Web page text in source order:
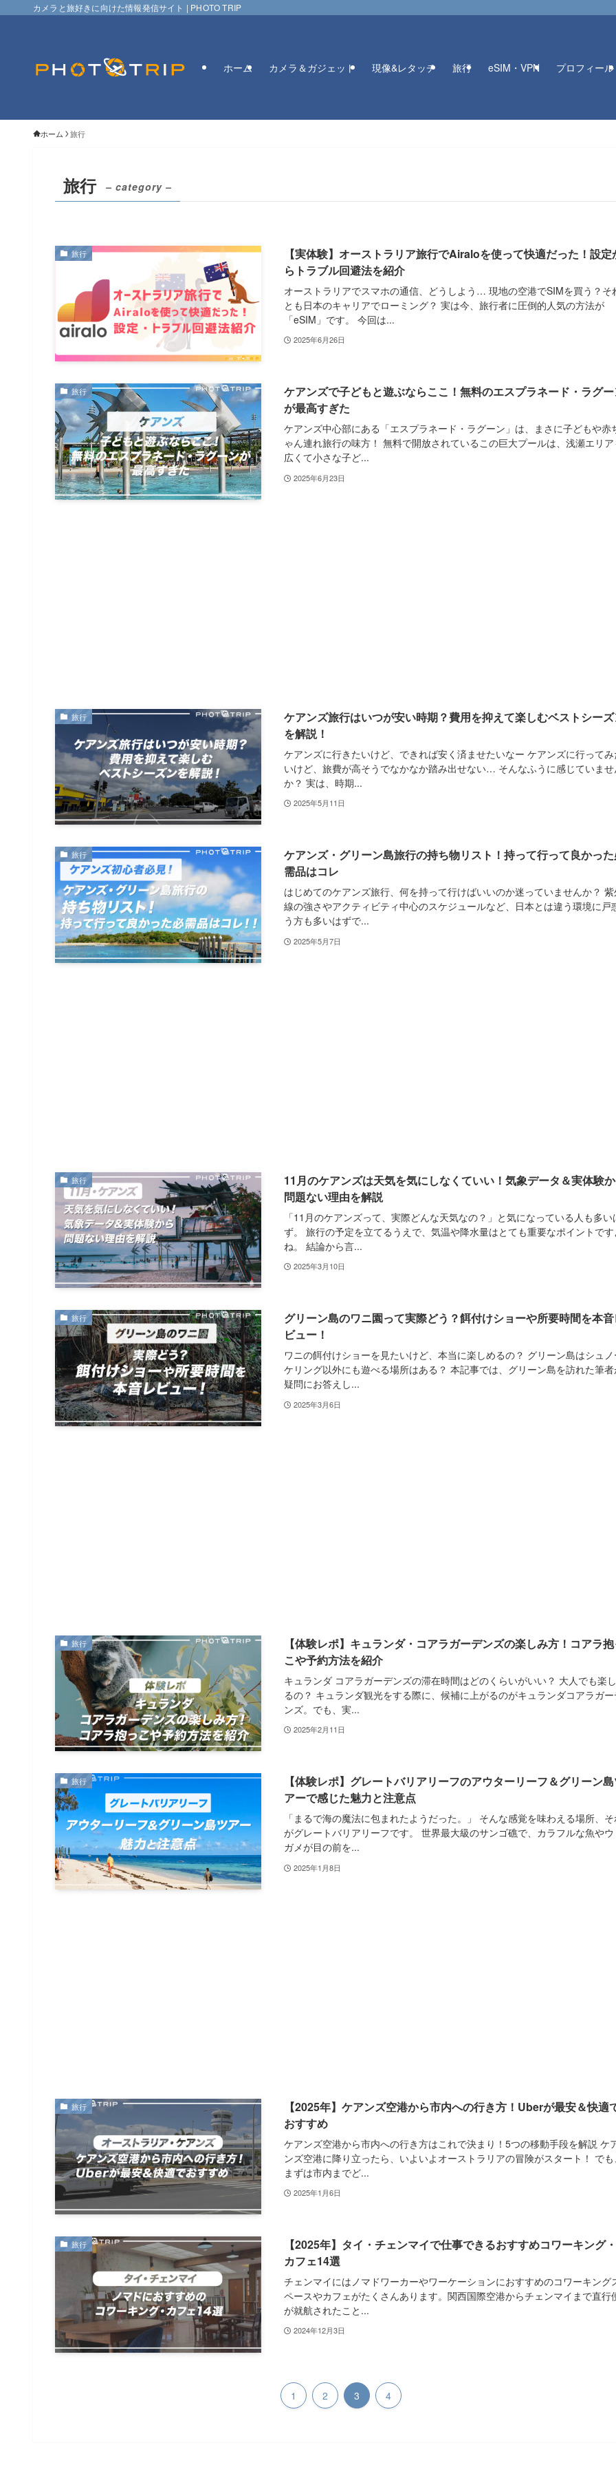
カメラと旅好きに向けた情報発信サイト | PHOTO TRIP
ホーム カメラ＆ガジェット 現像&レタッチ 旅行 eSIM・VPN プロフィール
ホーム 旅行
旅行 – category –
旅行
【実体験】オーストラリア旅行でAiraloを使って快適だった！設定
らトラブル回避法を紹介
オーストラリアでスマホの通信、どうしよう… 現地の空港でSIMを買う？そ
とも日本のキャリアでローミング？ 実は今、旅行者に圧倒的人気の方法が
「eSIM」です。 今回は...
2025年6月26日
旅行
ケアンズで子どもと遊ぶならここ！無料のエスプラネード・ラグ
が最高すぎた
ケアンズ中心部にある「エスプラネード・ラグーン」は、まさに子どもや赤
ゃん連れ旅行の味方！ 無料で開放されているこの巨大プールは、浅瀬エリア
広くて小さな子ど...
2025年6月23日
旅行
ケアンズ旅行はいつが安い時期？費用を抑えて楽しむベストシー
を解説！
ケアンズに行きたいけど、できれば安く済ませたいなー ケアンズに行ってみ
いけど、旅費が高そうでなかなか踏み出せない… そんなふうに感じていませ
か？ 実は、時期...
2025年5月11日
旅行
ケアンズ・グリーン島旅行の持ち物リスト！持って行って良かっ
需品はコレ
はじめてのケアンズ旅行、何を持って行けばいいのか迷っていませんか？
線の強さやアクティビティ中心のスケジュールなど、日本とは違う環境に戸
う方も多いはずで...
2025年5月7日
旅行
11月のケアンズは天気を気にしなくていい！気象データ＆実体験
問題ない理由を解説
「11月のケアンズって、実際どんな天気なの？」と気になっている人も多い
ず。 旅行の予定を立てるうえで、気温や降水量はとても重要なポイントです
ね。 結論から言...
2025年3月10日
旅行
グリーン島のワニ園って実際どう？餌付けショーや所要時間を本
ビュー！
ワニの餌付けショーを見たいけど、本当に楽しめるの？ グリーン島はシュノ
ケリング以外にも遊べる場所はある？ 本記事では、グリーン島を訪れた筆
疑問にお答えし...
2025年3月6日
旅行
【体験レポ】キュランダ・コアラガーデンズの楽しみ方！コアラ
こや予約方法を紹介
キュランダ コアラガーデンズの滞在時間はどのくらいがいい？ 大人でも楽
るの？ キュランダ観光をする際に、候補に上がるのがキュランダコアラガ
ンズ。でも、実...
2025年2月11日
旅行
【体験レポ】グレートバリアリーフのアウターリーフ＆グリーン
アーで感じた魅力と注意点
「まるで海の魔法に包まれたようだった。」 そんな感覚を味わえる場所、
がグレートバリアリーフです。 世界最大級のサンゴ礁で、カラフルな魚やウ
ガメが目の前を...
2025年1月8日
旅行
【2025年】ケアンズ空港から市内への行き方！Uberが最安＆快適
おすすめ
ケアンズ空港から市内への行き方はこれで決まり！5つの移動手段を解説 ケ
ンズ空港に降り立ったら、いよいよオーストラリアの冒険がスタート！ でも、
まずは市内までど...
2025年1月6日
旅行
【2025年】タイ・チェンマイで仕事できるおすすめコワーキング・
カフェ14選
チェンマイにはノマドワーカーやワーケーションにおすすめのコワーキング
ペースやカフェがたくさんあります。関西国際空港からチェンマイまで直行
が就航されたこと...
2024年12月3日
1 2 3 4